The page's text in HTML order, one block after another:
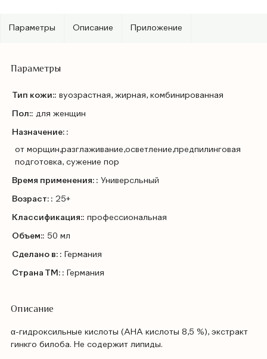
Параметры Описание Приложение
Параметры
Тип кожи:: вуозрастная, жирная, комбинированная
Пол:: для женщин
Назначение: :
от морщин,разглаживание,осветление,предпилинговая
подготовка, сужение пор
Время применения: : Универсльный
Возраст: : 25+
Классификация:: профессиональная
Объем:: 50 мл
Сделано в: : Германия
Страна ТМ: : Германия
Описание
α-гидроксильные кислоты (АНА кислоты 8,5 %), экстракт
гинкго билоба. Не содержит липиды.